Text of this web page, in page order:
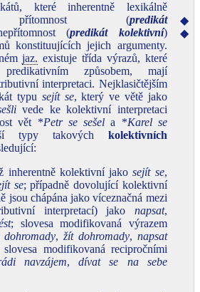
které inherentně lexikálně
přítomnost (predikát
(predikát kolektivní)
konstituujících jejich argumenty.
jaz. existuje třída výrazů, které
způsobem, mají
interpretaci. Nejklasičtějším
typu sejít se, který ve větě jako
vede ke kolektivní interpretaci
vět *Petr se sešel a *Karel se
typy takových kolektivních
inherentně kolektivní jakosejít se,
se; případně dovolující kolektivní
jsou chápána jako víceznačná mezi
interpretací) jako napsat,
; slovesa modifikovaná výrazem
dohromady, žít dohromady, napsat
modifikovaná recipročními
navzájem,dívat se na sebe
◆
◆